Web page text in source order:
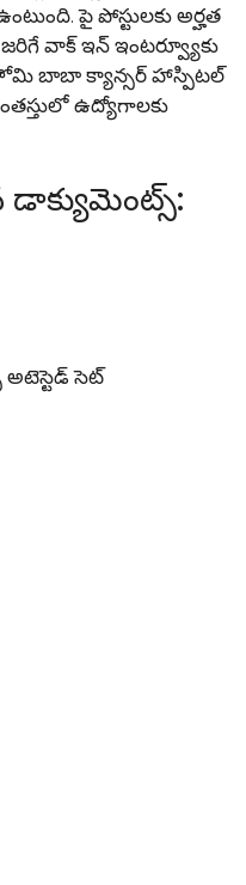
పై పోస్టులకు అర్హత
జరిగే వాక్ ఇన్ ఇంటర్వ్యూకు
బాబా క్యాన్సర్ హాస్పిటల్
ఉద్యోగాలకు
డాక్యుమెంట్స్:
అటెస్టెడ్ సెట్